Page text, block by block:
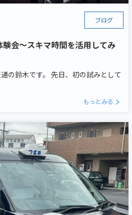
ブログ
会～スキマ時間を活用してみ
の鈴木です。 先日、初の試みとして
もっとみる